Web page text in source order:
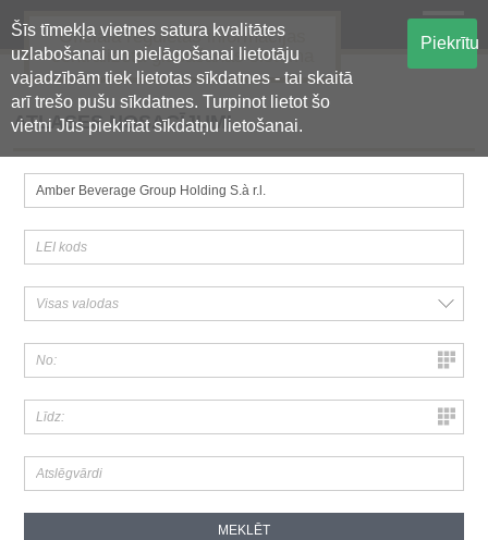
Šīs tīmekļa vietnes satura kvalitātes
uzlabošanai un pielāgošanai lietotāju
vajadzībām tiek lietotas sīkdatnes - tai skaitā
arī trešo pušu sīkdatnes. Turpinot lietot šo
vietni Jūs piekrītat sīkdatņu lietošanai.
Piekrītu
Oficiālā regulētās informācijas
centralizētā glabāšanas sistēma
ATLASES NOSACĪJUMI